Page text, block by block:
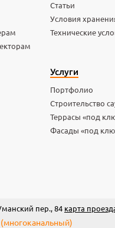
Статьи
Условия
Технические
Услуги
Портфолио
Строительство
Террасы «под
Фасады «под
пер., 84 карта
(многоканальный)